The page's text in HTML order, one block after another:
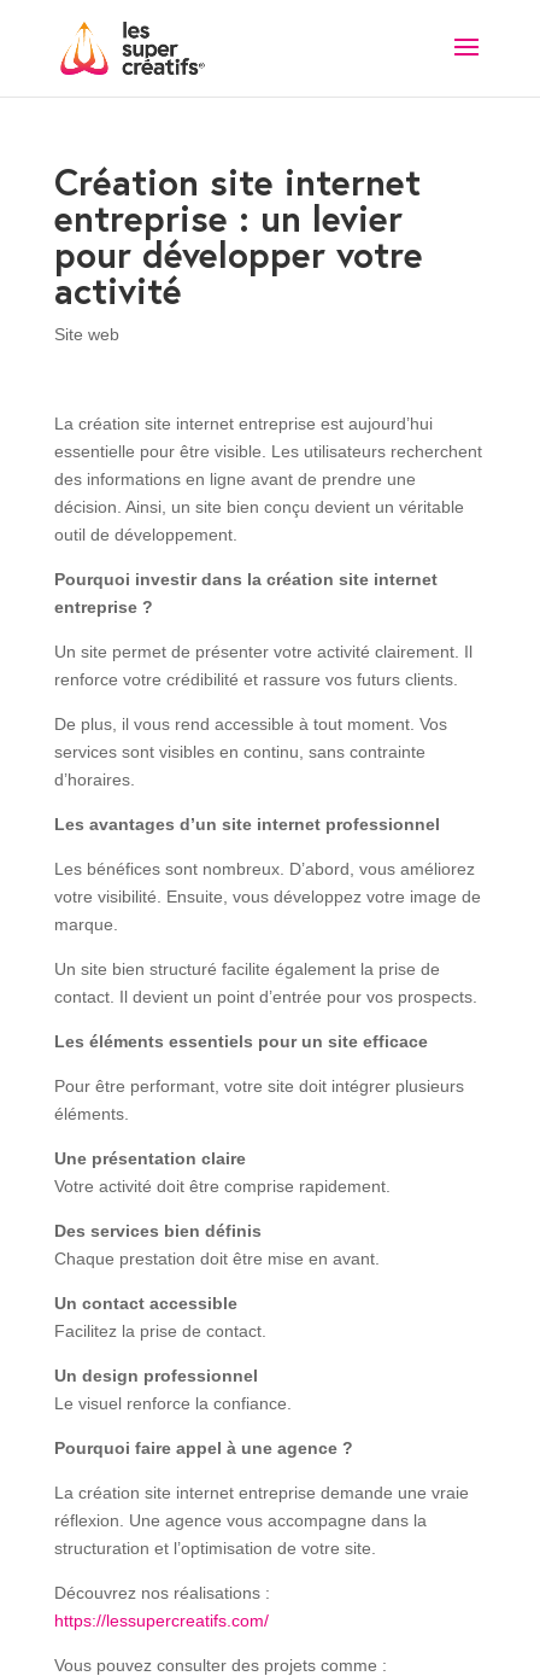
Création site internet
entreprise : un levier
pour développer votre
activité
Site web
La création site internet entreprise est aujourd’hui
essentielle pour être visible. Les utilisateurs recherchent
des informations en ligne avant de prendre une
décision. Ainsi, un site bien conçu devient un véritable
outil de développement.
Pourquoi investir dans la création site internet
entreprise ?
Un site permet de présenter votre activité clairement. Il
renforce votre crédibilité et rassure vos futurs clients.
De plus, il vous rend accessible à tout moment. Vos
services sont visibles en continu, sans contrainte
d’horaires.
Les avantages d’un site internet professionnel
Les bénéfices sont nombreux. D’abord, vous améliorez
votre visibilité. Ensuite, vous développez votre image de
marque.
Un site bien structuré facilite également la prise de
contact. Il devient un point d’entrée pour vos prospects.
Les éléments essentiels pour un site efficace
Pour être performant, votre site doit intégrer plusieurs
éléments.
Une présentation claire
Votre activité doit être comprise rapidement.
Des services bien définis
Chaque prestation doit être mise en avant.
Un contact accessible
Facilitez la prise de contact.
Un design professionnel
Le visuel renforce la confiance.
Pourquoi faire appel à une agence ?
La création site internet entreprise demande une vraie
réflexion. Une agence vous accompagne dans la
structuration et l’optimisation de votre site.
Découvrez nos réalisations :
https://lessupercreatifs.com/
Vous pouvez consulter des projets comme :